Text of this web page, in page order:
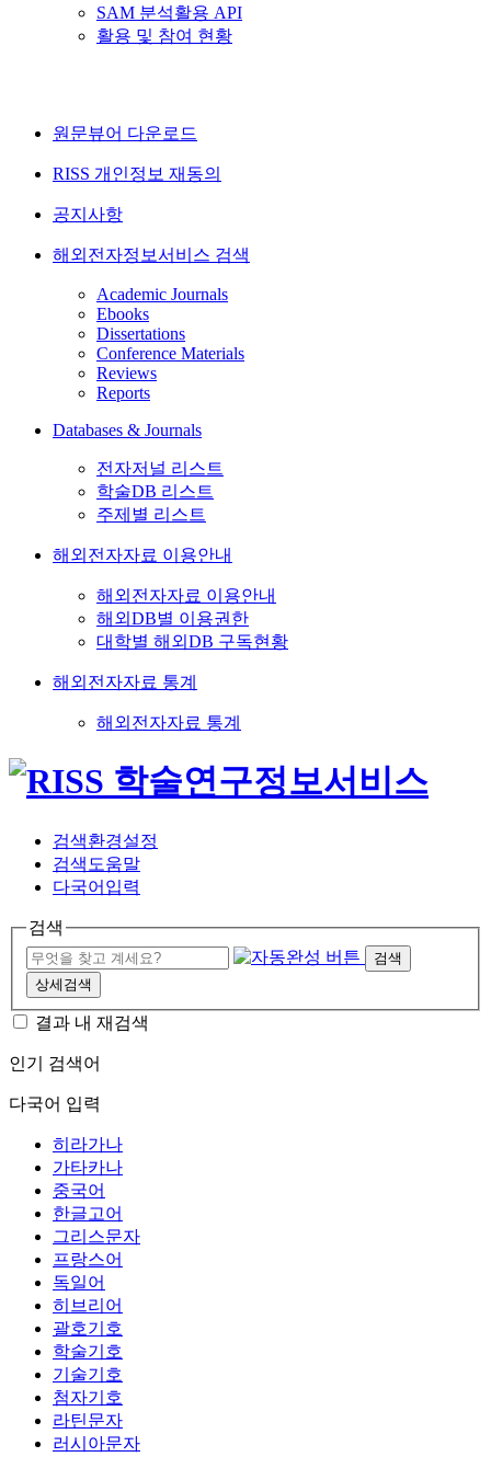
SAM 분석활용 API
활용 및 참여 현황
원문뷰어 다운로드
RISS 개인정보 재동의
공지사항
해외전자정보서비스 검색
Academic Journals
Ebooks
Dissertations
Conference Materials
Reviews
Reports
Databases & Journals
전자저널 리스트
학술DB 리스트
주제별 리스트
해외전자자료 이용안내
해외전자자료 이용안내
해외DB별 이용권한
대학별 해외DB 구독현황
해외전자자료 통계
해외전자자료 통계
검색환경설정
검색도움말
다국어입력
검색
검색
상세검색
결과 내 재검색
인기 검색어
다국어 입력
히라가나
가타카나
중국어
한글고어
그리스문자
프랑스어
독일어
히브리어
괄호기호
학술기호
기술기호
첨자기호
라틴문자
러시아문자